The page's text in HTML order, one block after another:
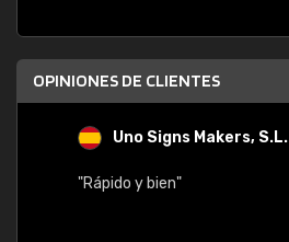
OPINIONES DE CLIENTES
Uno Signs Makers, S.L.
"Rápido y bien"